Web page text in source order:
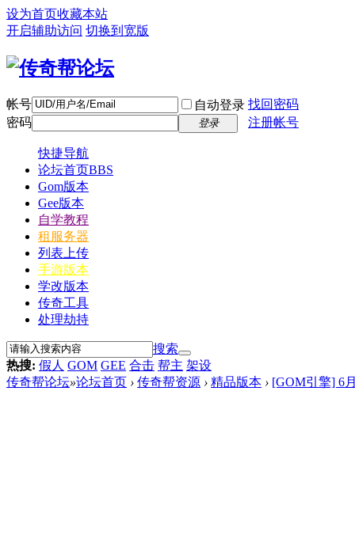
设为首页收藏本站
开启辅助访问 切换到宽版
帐号 自动登录 找回密码
密码
登录 注册帐号
快捷导航
论坛首页BBS
Gom版本
Gee版本
自学教程
租服务器
列表上传
手游版本
学改版本
传奇工具
处理劫持
搜索
热搜: 假人 GOM GEE 合击 帮主 架设
传奇帮论坛»论坛首页 › 传奇帮资源 › 精品版本 › [GOM引擎] 6